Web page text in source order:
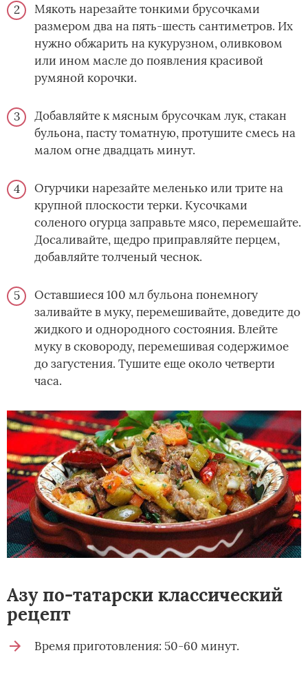
Мякоть нарезайте тонкими брусочками
размером два на пять-шесть сантиметров. Их
нужно обжарить на кукурузном, оливковом
или ином масле до появления красивой
румяной корочки.
Добавляйте к мясным брусочкам лук, стакан
бульона, пасту томатную, протушите смесь на
малом огне двадцать минут.
Огурчики нарезайте меленько или трите на
крупной плоскости терки. Кусочками
соленого огурца заправьте мясо, перемешайте.
Досаливайте, щедро приправляйте перцем,
добавляйте толченый чеснок.
Оставшиеся 100 мл бульона понемногу
заливайте в муку, перемешивайте, доведите до
жидкого и однородного состояния. Влейте
муку в сковороду, перемешивая содержимое
до загустения. Тушите еще около четверти
часа.
Азу по-татарски классический
рецепт
Время приготовления: 50-60 минут.